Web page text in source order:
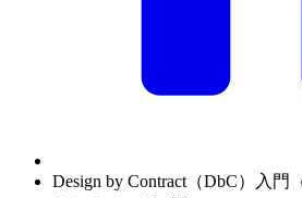
Design by Contract（DbC）入門